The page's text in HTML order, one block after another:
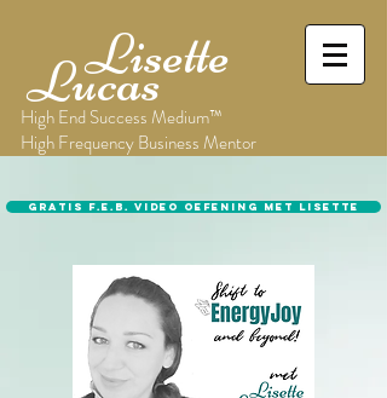
Lisette
Lucas
High End Success Medium™
High Frequency Business Mentor
Gratis F.E.B. video oefening met Lisette